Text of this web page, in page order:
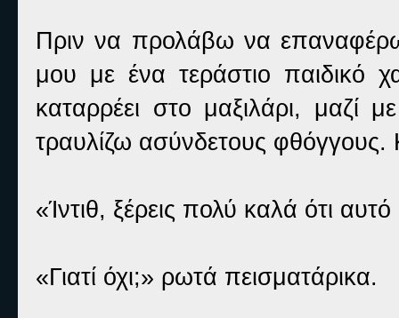
Πριν να προλάβω να
μου με ένα τεράστιο παιδικό
καταρρέει στο μαξιλάρι,
τραυλίζω ασύνδετους
«Ίντιθ, ξέρεις πολύ καλά ότι
«Γιατί όχι;» ρωτά πεισματάρικα.